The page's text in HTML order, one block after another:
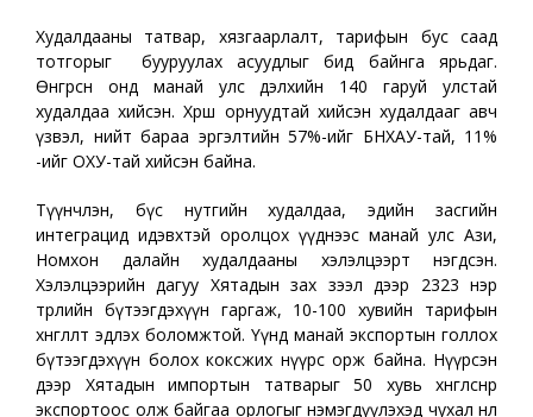
Худалдааны татвар, хязгаарлалт, тарифын бус саад
тотгорыг бууруулах асуудлыг бид байнга ярьдаг.
Өнгөрсөн онд манай улс дэлхийн 140 гаруй улстай
худалдаа хийсэн. Хөрш орнуудтай хийсэн худалдааг авч
үзвэл, нийт бараа эргэлтийн 57%-ийг БНХАУ-тай, 11%
-ийг ОХУ-тай хийсэн байна.
Түүнчлэн, бүс нутгийн худалдаа, эдийн засгийн
интеграцид идэвхтэй оролцох үүднээс манай улс Ази,
Номхон далайн худалдааны хэлэлцээрт нэгдсэн.
Хэлэлцээрийн дагуу Хятадын зах зээл дээр 2323 нэр
төрлийн бүтээгдэхүүн гаргаж, 10-100 хувийн тарифын
хөнгөлөлт эдлэх боломжтой. Үүнд манай экспортын голлох
бүтээгдэхүүн болох коксжих нүүрс орж байна. Нүүрсэн
дээр Хятадын импортын татварыг 50 хувь хөнгөлснөөр
экспортоос олж байгаа орлогыг нэмэгдүүлэхэд чухал нөлөө